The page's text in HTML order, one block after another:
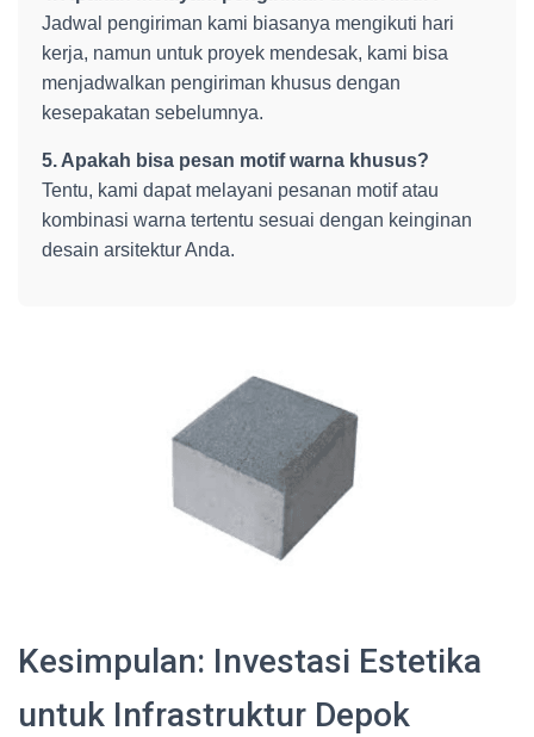
Jadwal pengiriman kami biasanya mengikuti hari
kerja, namun untuk proyek mendesak, kami bisa
menjadwalkan pengiriman khusus dengan
kesepakatan sebelumnya.
5. Apakah bisa pesan motif warna khusus?
Tentu, kami dapat melayani pesanan motif atau
kombinasi warna tertentu sesuai dengan keinginan
desain arsitektur Anda.
Kesimpulan: Investasi Estetika
untuk Infrastruktur Depok